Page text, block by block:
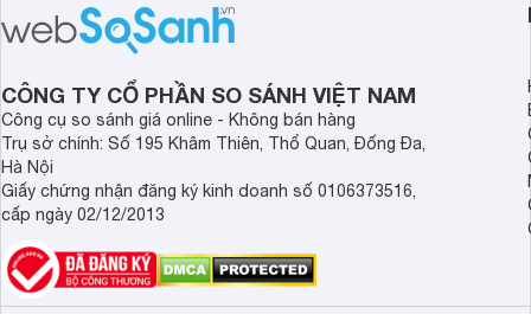
CÔNG TY CỔ PHẦN SO SÁNH VIỆT NAM
Công cụ so sánh giá online - Không bán hàng
Trụ sở chính: Số 195 Khâm Thiên, Thổ Quan, Đống Đa,
Hà Nội
Giấy chứng nhận đăng ký kinh doanh số 0106373516,
cấp ngày 02/12/2013